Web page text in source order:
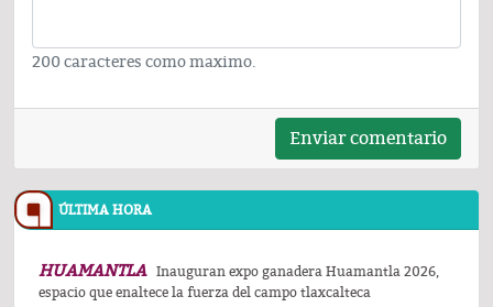
200 caracteres como maximo.
Enviar comentario
ÚLTIMA HORA
HUAMANTLA
Inauguran expo ganadera Huamantla 2026,
espacio que enaltece la fuerza del campo tlaxcalteca